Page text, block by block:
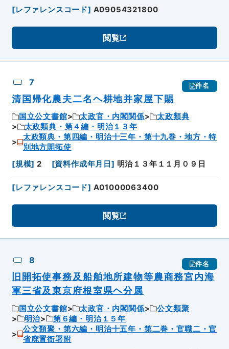
[レファレンスコード] A09054321800
閲覧
7 件名
清国帰化農夫二名ヘ耕地并家屋下賜
国立公文書館 太政官・内閣関係
太政類典
太政類典・第４編・明治１３年
太政類典・第四編・明治十三年・第十九巻・地方・特
別地方開拓使
[規模] 2 [資料作成年月日] 明治１３年１１月０９日
[レファレンスコード] A01000063400
閲覧
8 件名
旧開拓使事務及船舶地所建物等農商務宮内海
軍三省及東京府根室県ヘ分属
国立公文書館 太政官・内閣関係
公文類聚
明治
第６編・明治１５年
公文類聚・第六編・明治十五年・第二巻・官職二・官
省廃置衙署附